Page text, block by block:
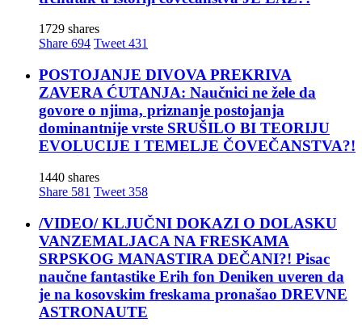
1729 shares
Share 694 Tweet 431
POSTOJANJE DIVOVA PREKRIVA
ZAVERA ĆUTANJA: Naučnici ne žele da
govore o njima, priznanje postojanja
dominantnije vrste SRUŠILO BI TEORIJU
EVOLUCIJE I TEMELJE ČOVEČANSTVA?!
1440 shares
Share 581 Tweet 358
/VIDEO/ KLJUČNI DOKAZI O DOLASKU
VANZEMALJACA NA FRESKAMA
SRPSKOG MANASTIRA DEČANI?! Pisac
naučne fantastike Erih fon Deniken uveren da
je na kosovskim freskama pronašao DREVNE
ASTRONAUTE